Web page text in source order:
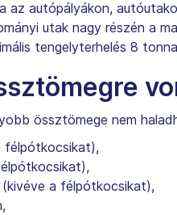
az autópályákon,
utak nagy részén a
tengelyterhelés 8
össztömege nem
félpótkocsikat),
a félpótkocsikat),